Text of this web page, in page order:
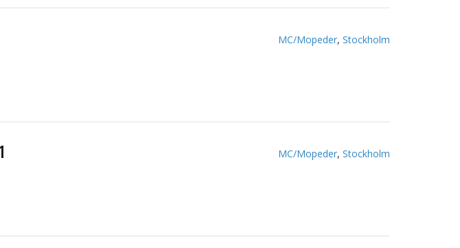
MC/Mopeder, Stockholm
MC/Mopeder, Stockholm